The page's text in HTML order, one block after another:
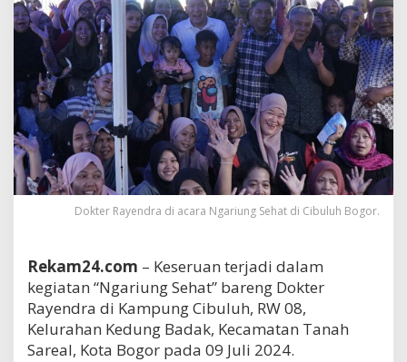
Dokter Rayendra di acara Ngariung Sehat di Cibuluh Bogor.
Rekam24.com – Keseruan terjadi dalam
kegiatan “Ngariung Sehat” bareng Dokter
Rayendra di Kampung Cibuluh, RW 08,
Kelurahan Kedung Badak, Kecamatan Tanah
Sareal, Kota Bogor pada 09 Juli 2024.